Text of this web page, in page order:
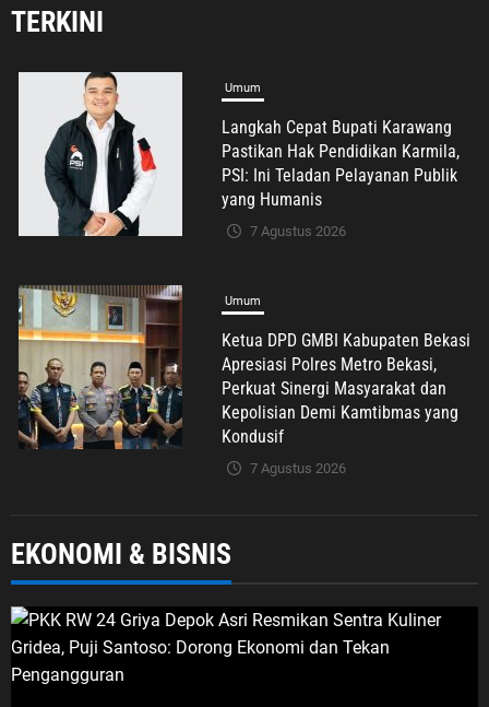
TERKINI
Langkah Cepat Bupati Karawang
Pastikan Hak Pendidikan Karmila,
PSI: Ini Teladan Pelayanan Publik
yang Humanis
7 Agustus 2026
Ketua DPD GMBI Kabupaten Bekasi
Apresiasi Polres Metro Bekasi,
Perkuat Sinergi Masyarakat dan
Kepolisian Demi Kamtibmas yang
Kondusif
7 Agustus 2026
H. Darissalam: Empat Periode
Kepercayaan kepada Putih Sari
Bukti Nyata Pengabdian untuk
Masyarakat
7 Agustus 2026
EKONOMI & BISNIS